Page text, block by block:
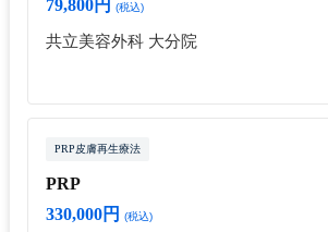
79,800円
(税込)
共立美容外科 大分院
PRP皮膚再生療法
PRP
330,000円
(税込)